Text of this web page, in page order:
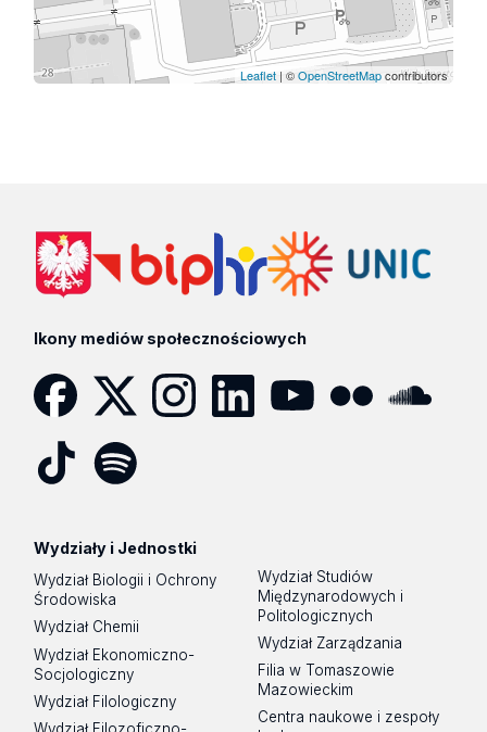
Leaflet| ©OpenStreetMapcontributors
Ikony mediów społecznościowych
Wydziały i Jednostki
Wydział Biologii i Ochrony
Środowiska
Wydział Chemii
Wydział Ekonomiczno-
Socjologiczny
Wydział Filologiczny
Wydział Studiów
Międzynarodowych i
Politologicznych
Wydział Zarządzania
Filia w Tomaszowie
Mazowieckim
Centra naukowe i zespoły